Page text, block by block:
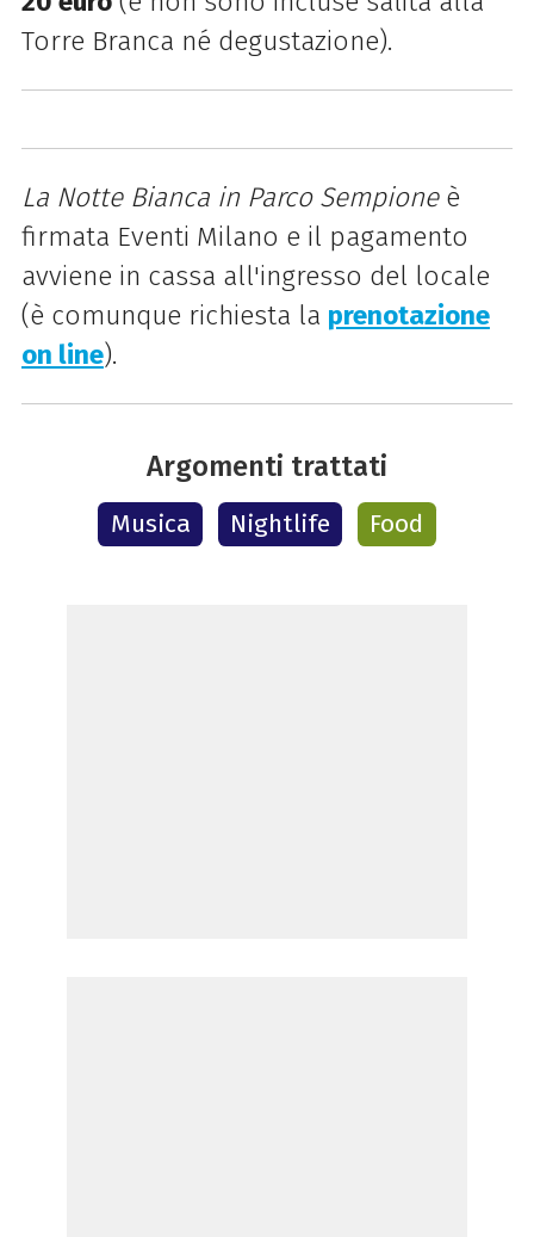
Torre Branca né degustazione).
La Notte Bianca in Parco Sempione è
firmata Eventi Milano e il pagamento
avviene in cassa all'ingresso del locale
(è comunque richiesta la prenotazione
on line).
Argomenti trattati
Musica Nightlife Food